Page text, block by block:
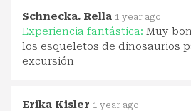
Schnecka. Rella 1 year ago
Experiencia fantástica: Muy
los esqueletos de dinosaurios
excursión
Erika Kisler 1 year ago